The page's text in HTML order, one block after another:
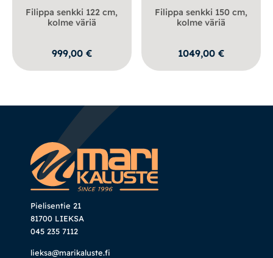
Filippa senkki 122 cm,
kolme väriä
999,00 €
Filippa senkki 150 cm,
kolme väriä
1049,00€
Pielisentie 21
81700 LIEKSA
045 235 7112
lieksa@marikaluste.fi